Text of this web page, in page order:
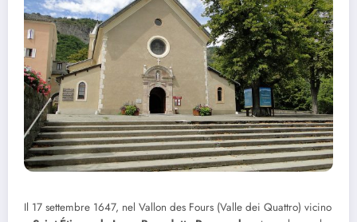
Il 17 settembre 1647, nel Vallon des Fours (Valle dei Quattro) vicino